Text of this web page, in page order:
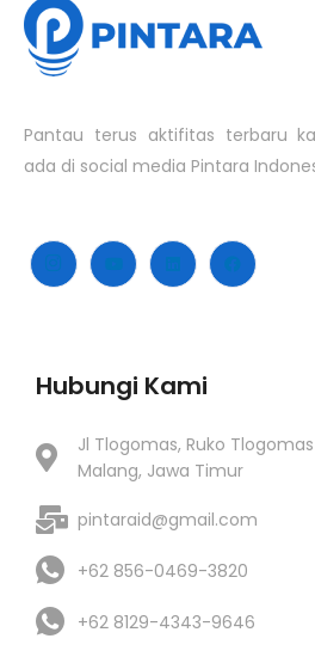
Pantau terus aktifitas terbaru
ada di social media Pintara
Hubungi Kami
Jl Tlogomas, Ruko Tlogomas
Malang, Jawa Timur
pintaraid@gmail.com
+62 856-0469-3820
+62 8129-4343-9646